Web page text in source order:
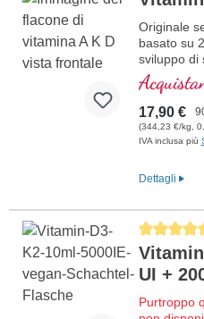
Originale
basato su
sviluppo di
qualità.
vitamina
vitamina
polvere di
Okinawa/
giornaliera.
vitamine
Okinawa/
K D
17,90 €
(344,23 €/kg,
IVA inclusa più
Dettagli
Average
UI +
Purtroppo